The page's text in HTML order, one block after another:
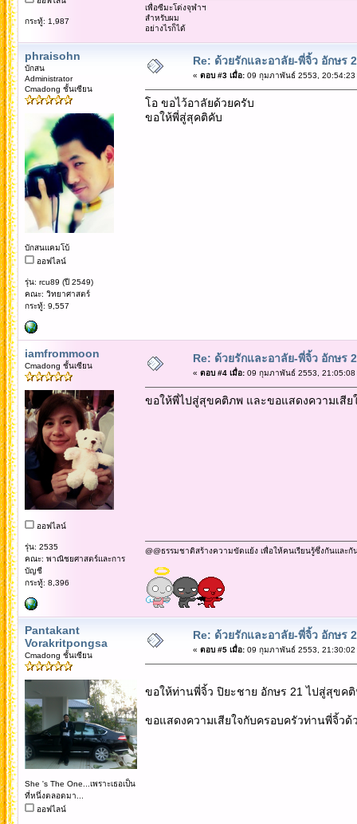
กระทู้: 1,987
เพื่อซีมะโด่งจุฬาฯ
สำหรับผม
อย่างไรก็ได้
phraisohn
บักสน
Administrator
Cmadong ชั้นเซียน
บักสนแคมโบ้
ออฟไลน์
รุ่น: rcu89 (ปี 2549)
คณะ: วิทยาศาสตร์
กระทู้: 9,557
Re: ด้วยรักและอาลัย-พี่จิ้ว อักษร
« ตอบ #3 เมื่อ:09 กุมภาพันธ์ 2553, 20:54:23
โอ ขอไว้อาลัยด้วยครับ
ขอให้พี่สู่สุคติคับ
iamfrommoon
Cmadong ชั้นเซียน
ออฟไลน์
รุ่น: 2535
คณะ: พาณิชยศาสตร์และการ
บัญชี
กระทู้: 8,396
Re: ด้วยรักและอาลัย-พี่จิ้ว อักษร
« ตอบ #4 เมื่อ:09 กุมภาพันธ์ 2553, 21:05:08
ขอให้พี่ไปสู่สุขคติภพ และขอแสดงความเสีย
@@ธรรมชาติสร้างความขัดแย้ง เพื่อให้คนเรียนรู้ซึ่งกันและกั
Pantakant
Vorakritpongsa
Cmadong ชั้นเซียน
She 's The One...เพราะเธอเป็น
ที่หนึ่งตลอดมา...
ออฟไลน์
Re: ด้วยรักและอาลัย-พี่จิ้ว อักษร
« ตอบ #5 เมื่อ:09 กุมภาพันธ์ 2553, 21:30:02
ขอให้ท่านพี่จิ้ว ปิยะชาย อักษร 21 ไปสู่สุขค
ขอแสดงความเสียใจกับครอบครัวท่านพี่จิ้วด้